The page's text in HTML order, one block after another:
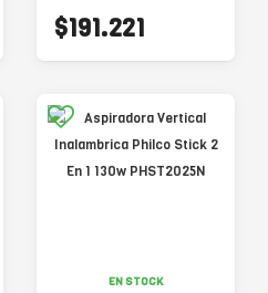
$191.221
EN STOCK